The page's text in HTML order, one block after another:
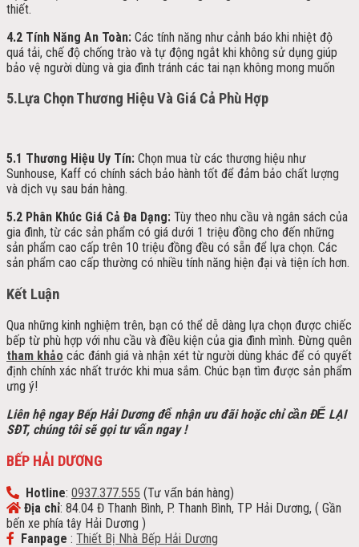
thiết.
4.2 Tính Năng An Toàn: Các tính năng như cảnh báo khi nhiệt độ
quá tải, chế độ chống trào và tự động ngắt khi không sử dụng giúp
bảo vệ người dùng và gia đình tránh các tai nạn không mong muốn
5.Lựa Chọn Thương Hiệu Và Giá Cả Phù Hợp
5.1 Thương Hiệu Uy Tín: Chọn mua từ các thương hiệu như
Sunhouse, Kaff có chính sách bảo hành tốt để đảm bảo chất lượng
và dịch vụ sau bán hàng.
5.2 Phân Khúc Giá Cả Đa Dạng: Tùy theo nhu cầu và ngân sách của
gia đình, từ các sản phẩm có giá dưới 1 triệu đồng cho đến những
sản phẩm cao cấp trên 10 triệu đồng đều có sẵn để lựa chọn. Các
sản phẩm cao cấp thường có nhiều tính năng hiện đại và tiện ích hơn.
Kết Luận
Qua những kinh nghiệm trên, bạn có thể dễ dàng lựa chọn được chiếc
bếp từ phù hợp với nhu cầu và điều kiện của gia đình mình. Đừng quên
tham khảo các đánh giá và nhận xét từ người dùng khác để có quyết
định chính xác nhất trước khi mua sắm. Chúc bạn tìm được sản phẩm
ưng ý!
Liên hệ ngay Bếp Hải Dương để nhận ưu đãi hoặc chỉ cần ĐỂ LẠI
SĐT, chúng tôi sẽ gọi tư vấn ngay !
BẾP HẢI DƯƠNG
Hotline: 0937.377.555 (Tư vấn bán hàng)
Địa chỉ: 84.04 Đ Thanh Bình, P. Thanh Bình, TP Hải Dương, ( Gần
bến xe phía tây Hải Dương )
Fanpage : Thiết Bị Nhà Bếp Hải Dương